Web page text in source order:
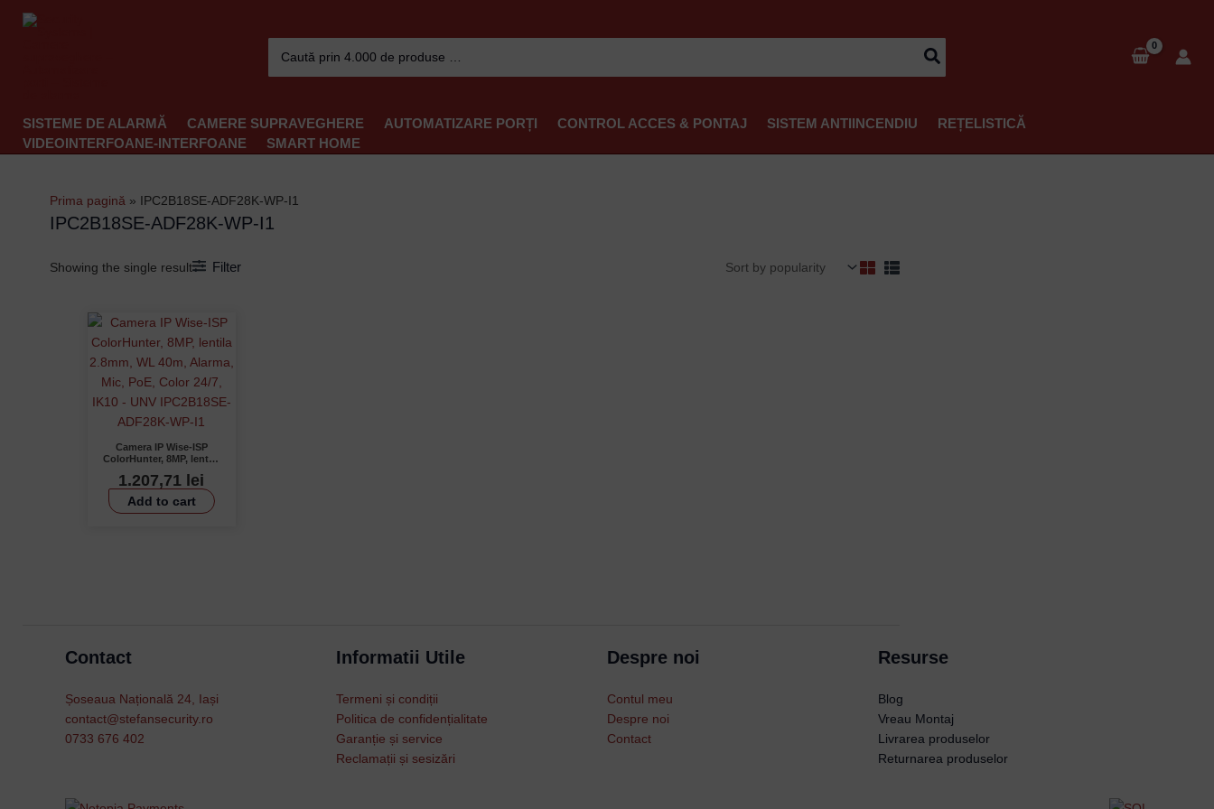
Search
for:
SISTEME DE ALARMĂ CAMERE SUPRAVEGHERE AUTOMATIZARE PORȚI CONTROL ACCES & PONTAJ SISTEM ANTIINCENDIU
REȚELISTICĂ
VIDEOINTERFOANE-INTERFOANE
SMART HOME
Prima pagină » IPC2B18SE-ADF28K-WP-I1
IPC2B18SE-ADF28K-WP-I1
Showing the single result Filter
Camera IP Wise-ISP
ColorHunter, 8MP, lentila
Mic, PoE, Color 24/7,
IK10 – UNV IPC2B18SE-
ADF28K-WP-I1
1.207,71 lei
Add to cart
Contact
Șoseaua Națională 24, Iași
contact@stefansecurity.ro
0733 676 402
Informatii Utile
Termeni și condiții
Politica de confidențialitate
Garanție și service
Reclamații și sesizări
Despre noi
Contul meu
Despre noi
Contact
Resurse
Blog
Vreau Montaj
Livrarea produselor
Returnarea produselor